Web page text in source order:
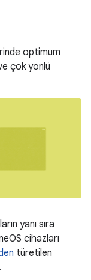
optimum
çok yönlü
yanı sıra
cihazları
türetilen